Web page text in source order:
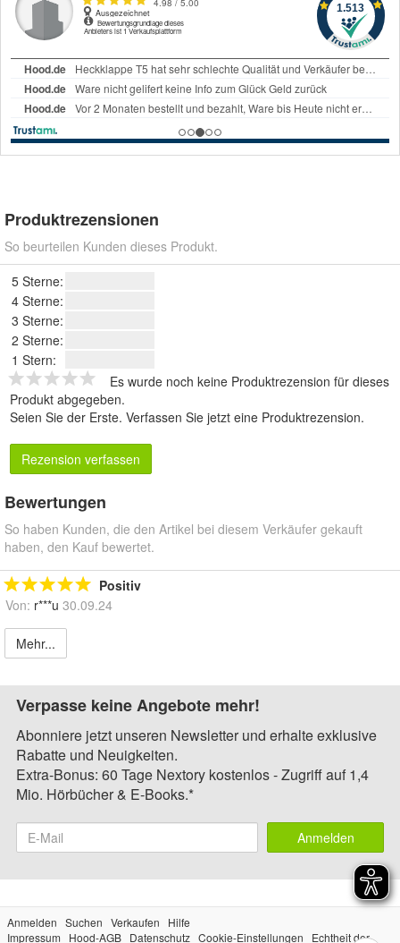
Produktrezensionen
So beurteilen Kunden dieses Produkt.
5 Sterne:
4 Sterne:
3 Sterne:
2 Sterne:
1 Stern:
Es wurde noch keine Produktrezension für dieses
Produkt abgegeben.
Seien Sie der Erste. Verfassen Sie jetzt eine Produktrezension.
Rezension verfassen
Bewertungen
So haben Kunden, die den Artikel bei diesem Verkäufer gekauft
haben, den Kauf bewertet.
Positiv
Von: r***u 30.09.24
Mehr...
Verpasse keine Angebote mehr!
Abonniere jetzt unseren Newsletter und erhalte exklusive
Rabatte und Neuigkeiten.
Extra-Bonus: 60 Tage Nextory kostenlos - Zugriff auf 1,4
Mio. Hörbücher & E-Books.*
Anmelden
Anmelden Suchen Verkaufen
Hilfe
Impressum
Hood-AGB Datenschutz Cookie-Einstellungen Echtheit der